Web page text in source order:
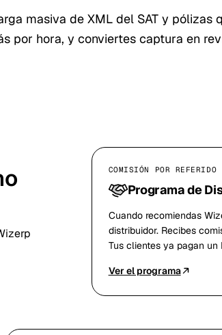
masiva de XML del SAT y pólizas
por hora, y conviertes captura en
COMISIÓN POR REFERIDO
Programa de
Cuando recomiendas
distribuidor. Recibes
Tus clientes ya pagan
Ver el programa